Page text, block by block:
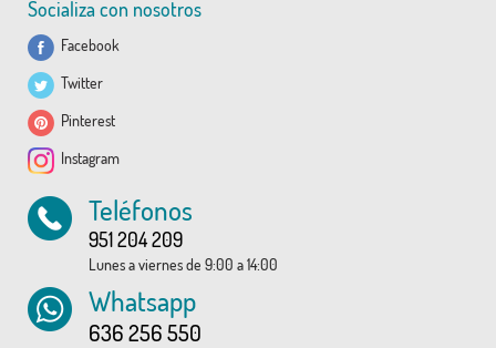
Socializa con nosotros
Facebook
Twitter
Pinterest
Instagram
Teléfonos
951 204 209
Lunes a viernes de 9:00 a 14:00
Whatsapp
636 256 550